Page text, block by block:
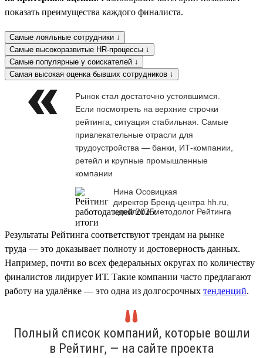
показать преимущества каждого финалиста.
Самые лояльные сотрудники ↓
Самые высокоразвитые HR-процессы ↓
Самые популярные у соискателей ↓
Самая высокая оценка бывших сотрудников ↓
Рынок стал достаточно устоявшимся.
Если посмотреть на верхние строчки
рейтинга, ситуация стабильная. Самые
привлекательные отрасли для
трудоустройства — банки, ИТ-компании,
ретейл и крупные промышленные
компании
Нина Осовицкая
директор Бренд-центра hh.ru,
идеолог и методолог Рейтинга
Результаты Рейтинга соответствуют трендам на рынке
труда — это доказывает полноту и достоверность данных.
Например, почти во всех федеральных округах по количеству
финалистов лидирует ИТ. Такие компании часто предлагают
работу на удалёнке — это одна из долгосрочных тенденций.
Полный список компаний, которые вошли
в Рейтинг, — на сайте проекта